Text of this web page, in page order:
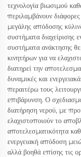
τεχνολογία βιωσιμού
περιλαμβάνουν
μεγάλης απόδοσης
συστήματα διαχείρισης
συστήματα ανάκτησης
κινητήρων για να
διατηρεί την
δυναμικές και
περαιτέρω τους
επιβάρυνση. Ο
διατήρηση νερού, με
ελαχιστοποιούν το
αποτελεσματικότητα
ενεργειακή απόδοση
αλλά βοηθά επίσης τις